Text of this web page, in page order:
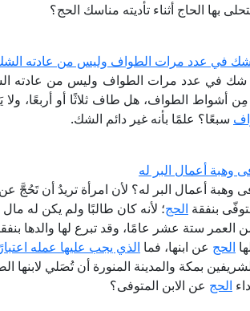
بها الحاج أثناء تأديته مناسك الحج؟
شك في عدد مرات الطواف وليس من عادته
شك في عدد مرات الطواف وليس من عادته
أشواط الطواف، هل طاف ثلاثًا أو أربعًا، ولا
سبعًا؟ علمًا بأنه غير دائم الشك.
وهبة أعمال البر له
وهبة أعمال البر له؟ لأن امرأة تريدُ أن تَحُجَّ
بنفقة الحج؛ لأنه كان طالبًا ولم يكن له
العمر ستة عشر عامًا، وقد تبرع لها والدها
الحج عن ابنها، فما الذي يجب عليها عمله
بمكة والمدينة المنورة أن تُصَلي لابنها
الحج عن الابن المتوفى؟